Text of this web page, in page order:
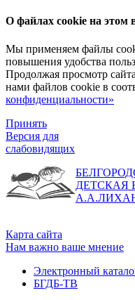
О файлах cookie на этом
Мы применяем файлы
повышения удобства
Продолжая просмотр
нами файлов cookie в
конфиденциальности»
Принять
Версия для
слабовидящих
ДЕТСКАЯ
Карта сайта
Нам важно ваше мнение
Электронный
БГДБ-ТВ